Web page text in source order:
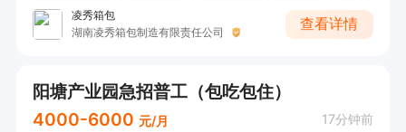
凌秀箱包
湖南凌秀箱包制造有限责任公司
查看详情
阳塘产业园急招普工（包吃包住）
4000-6000 元/月 17分钟前